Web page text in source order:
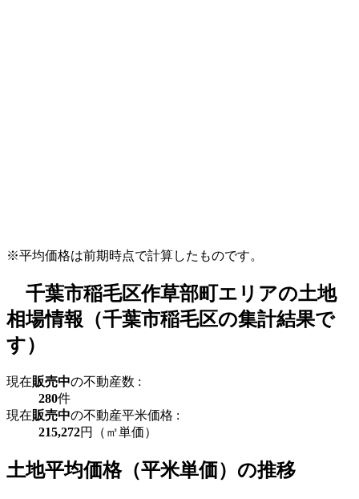
※平均価格は前期時点で計算したものです。
千葉市稲毛区作草部町エリアの土地
相場情報（千葉市稲毛区の集計結果で
す）
現在販売中の不動産数 :
280件
現在販売中の不動産平米価格 :
215,272円（㎡単価）
土地平均価格（平米単価）の推移